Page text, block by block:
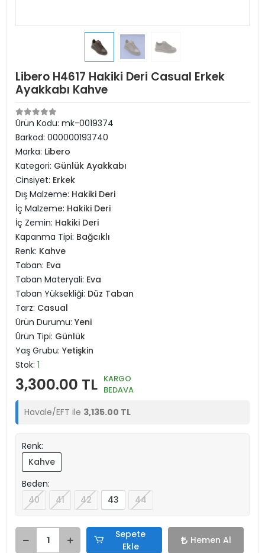
Libero H4617 Hakiki Deri Casual Erkek
Ayakkabı Kahve
Ürün Kodu: mk-0019374
Barkod: 000000193740
Marka: Libero
Kategori: Günlük Ayakkabı
Cinsiyet: Erkek
Dış Malzeme: Hakiki Deri
İç Malzeme: Hakiki Deri
İç Zemin: Hakiki Deri
Kapanma Tipi: Bağcıklı
Renk: Kahve
Taban: Eva
Taban Materyali: Eva
Taban Yüksekliği: Düz Taban
Tarz: Casual
Ürün Durumu: Yeni
Ürün Tipi: Günlük
Yaş Grubu: Yetişkin
Stok: 1
3,300.00 TL KARGO
BEDAVA
Havale/EFT ile 3,135.00 TL
Renk:
Kahve
Beden:
40
41 42 43 44
Sepete
Ekle
Hemen Al